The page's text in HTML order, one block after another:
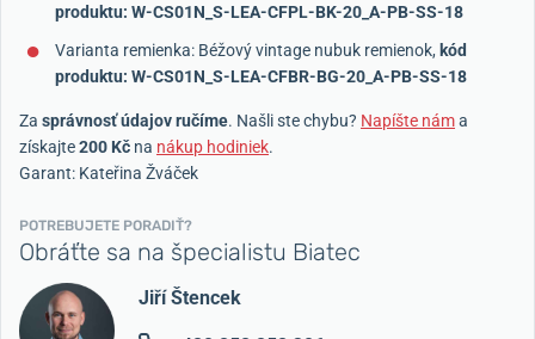
produktu: W-CS01N_S-LEA-CFPL-BK-20_A-PB-SS-18
Varianta remienka: Béžový vintage nubuk remienok, kód
produktu: W-CS01N_S-LEA-CFBR-BG-20_A-PB-SS-18
Za správnosť údajov ručíme. Našli ste chybu? Napíšte náma
získajte200 Kč na nákup hodiniek.
Garant: Kateřina Žváček
POTREBUJETE PORADIŤ?
Obráťte sa na špecialistu Biatec
Jiří Štencek